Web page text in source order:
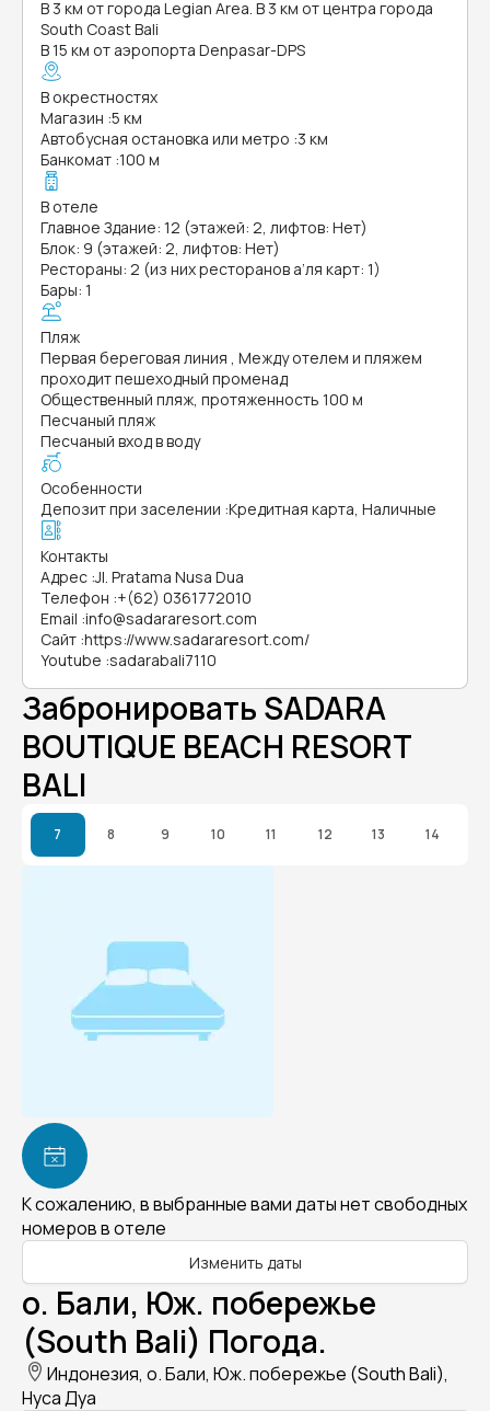
В 3 км от города Legian Area. В 3 км от центра города
South Coast Bali
В 15 км от аэропорта Denpasar-DPS
В окрестностях
Магазин :5 км
Автобусная остановка или метро :3 км
Банкомат :100 м
В отеле
Главное Здание: 12 (этажей: 2, лифтов: Нет)
Блок: 9 (этажей: 2, лифтов: Нет)
Рестораны: 2 (из них ресторанов а’ля карт: 1)
Бары: 1
Пляж
Первая береговая линия , Между отелем и пляжем
проходит пешеходный променад
Общественный пляж, протяженность 100 м
Песчаный пляж
Песчаный вход в воду
Особенности
Депозит при заселении :Кредитная карта, Наличные
Контакты
Адрес :Jl. Pratama Nusa Dua
Телефон :+(62) 0361772010
Email :info@sadararesort.com
Сайт :https://www.sadararesort.com/
Youtube :sadarabali7110
Забронировать SADARA
BOUTIQUE BEACH RESORT
BALI
7 8 9 10 11 12 13 14
К сожалению, в выбранные вами даты нет свободных
номеров в отеле
Изменить даты
о. Бали, Юж. побережье
(South Bali) Погода.
Индонезия, о. Бали, Юж. побережье (South Bali),
Нуса Дуа